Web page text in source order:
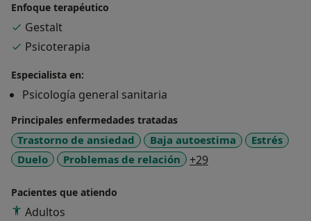
experiencia, me encuentro en el mejor momento
profesional.
Enfoque terapéutico
Gestalt
Psicoterapia
Especialista en:
Psicología general sanitaria
Principales enfermedades tratadas
Trastorno de ansiedad Baja autoestima
Estrés
Duelo
Problemas de relación +29
Pacientes que atiendo
Adultos